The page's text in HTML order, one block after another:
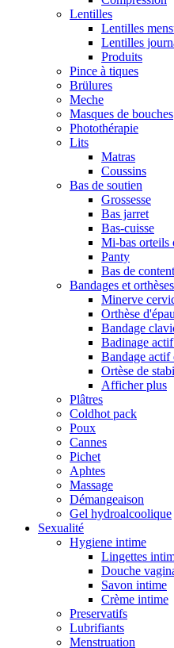
Lentilles
Lentilles
Lentilles
Produits
Pince à tiques
Brülures
Meche
Masques de bouches
Photothérapie
Lits
Matras
Coussins
Bas de soutien
Grossesse
Bas jarret
Bas-cuisse
Mi-bas orteils
Panty
Bas de
Bandages et orthèses
Minerve
Orthèse
Bandage
Badinage
Bandage actif
Ortèse de
Afficher plus
Plâtres
Coldhot pack
Poux
Cannes
Pichet
Aphtes
Massage
Démangeaison
Gel hydroalcoolique
Sexualité
Hygiene intime
Lingettes
Douche
Savon intime
Crème intime
Preservatifs
Lubrifiants
Menstruation